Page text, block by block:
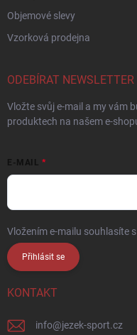
Objemové slevy
Vzorková prodejna
ODEBÍRAT NEWSLETTER
Vložte svůj e-mail a my vám
produktech na našem e-
E-MAIL
Vložením e-mailu souhlasíte s
Přihlásit se
KONTAKT
info@jezek-sport.cz